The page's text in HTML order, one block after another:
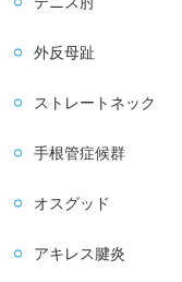
外反母趾
ストレートネック
手根管症候群
オスグッド
アキレス腱炎